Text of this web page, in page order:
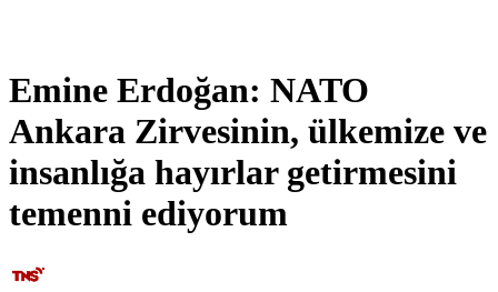
Emine Erdoğan: NATO
Ankara Zirvesinin, ülkemize ve
insanlığa hayırlar getirmesini
temenni ediyorum